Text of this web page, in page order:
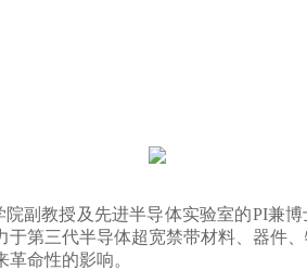
教授及先进半导体实验室的PI兼博
第三代半导体超宽禁带材料、器件
命性的影响。